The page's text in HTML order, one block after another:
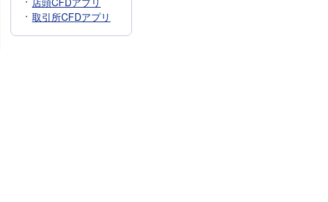
取引所CFDアプリ